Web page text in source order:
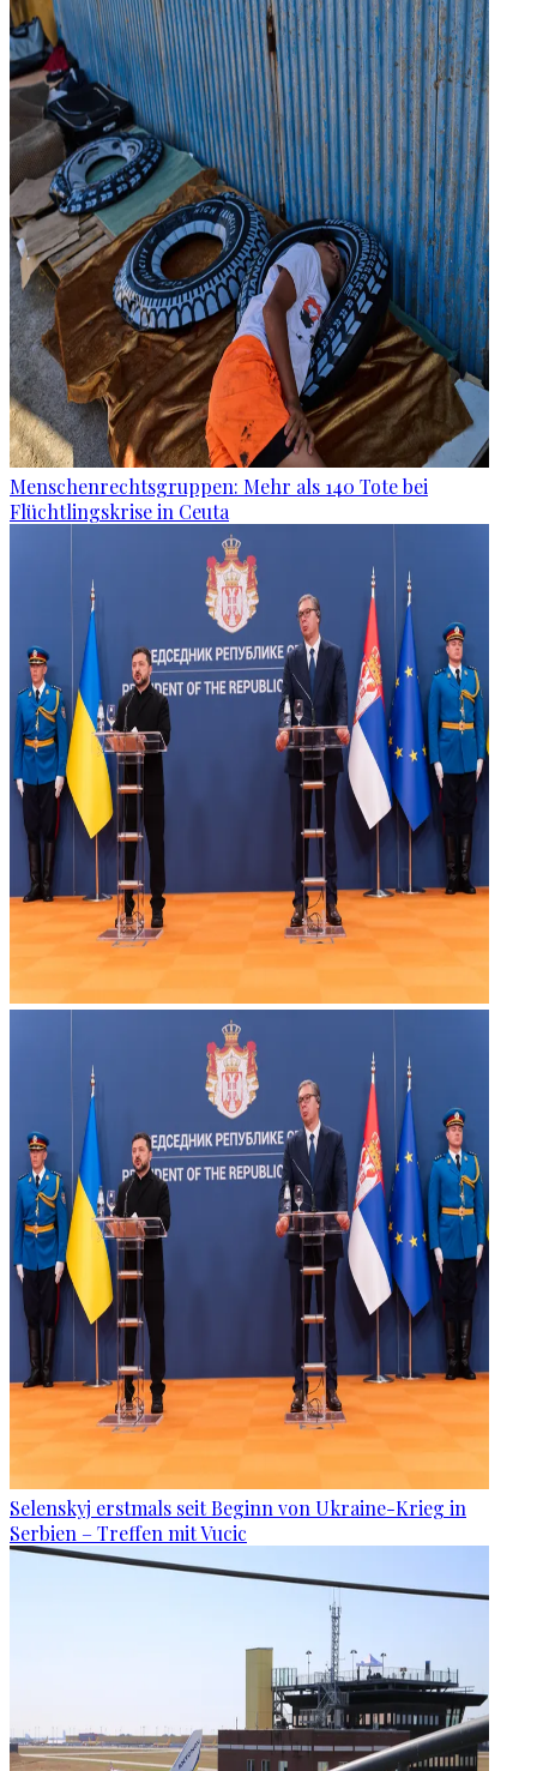
Menschenrechtsgruppen: Mehr als 140 Tote bei
Flüchtlingskrise in Ceuta
Selenskyj erstmals seit Beginn von Ukraine-Krieg in
Serbien – Treffen mit Vucic